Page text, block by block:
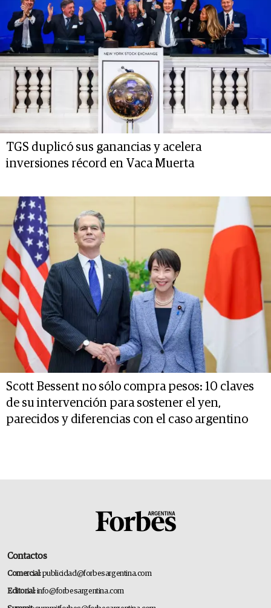
TGS duplicó sus ganancias y acelera
inversiones récord en Vaca Muerta
Scott Bessent no sólo compra pesos: 10 claves
de su intervención para sostener el yen,
parecidos y diferencias con el caso argentino
Contactos
Comercial:publicidad@forbesargentina.com
Editorial:info@forbesargentina.com